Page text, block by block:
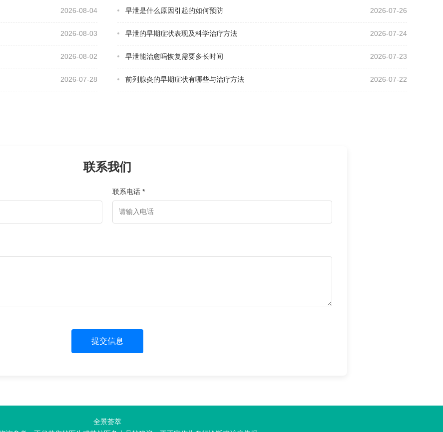
2026-08-04
2026-08-03
2026-08-02
2026-07-28
早泄是什么原因引起的如何预防 2026-07-26
早泄的早期症状表现及科学治疗方法 2026-07-24
早泄能治愈吗恢复需要多长时间 2026-07-23
前列腺炎的早期症状有哪些与治疗方法 2026-07-22
联系我们
联系电话 *
提交信息
全景荟萃